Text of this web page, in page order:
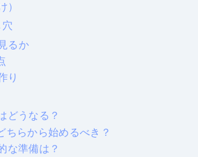
）
るか
り
どうなる？
ちらから始めるべき？
な準備は？